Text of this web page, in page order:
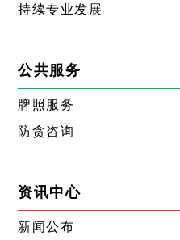
持续专业发展
公共服务
牌照服务
防贪咨询
资讯中心
新闻公布